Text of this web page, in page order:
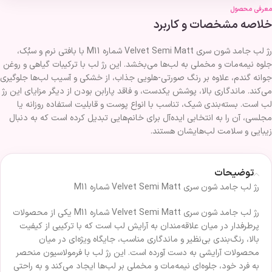
معرفی محصول
خلاصه مشخصات و کاربرد
رژ لب جامد شون سری Velvet Semi Matt شماره M11 با بافتی نرم و سبُک،
جلوه نیمه‌مات و مخملی به لب‌ها می‌بخشد. این رژ لب با ترکیبات گیاهی و روغن
جوانه گندم، علاوه بر رنگ صورتی-هلویی جذاب، از خشکی و آسیب لب‌ها جلوگیری
می‌کند. ماندگاری بالا، پوشش یکدست، و فاقد پارابن بودن از دیگر مزایای این رژ
لب است. بسته‌بندی شیک، تناسب با انواع پوست و قابلیت استفاده روزانه یا
مجلسی، آن را به انتخابی ایده‌آل برای خانم‌هایی تبدیل کرده است که به دنبال
زیبایی و سلامت لب‌هایشان هستند.
توضیحات
رژ لب جامد شون سری Velvet Semi Matt شماره M11
رژ لب جامد شون سری Velvet Semi Matt شماره M11 یکی از محصولات
پرطرفدار در میان علاقه‌مندان به آرایش لب است که با ترکیبی از کیفیت
بالا، رنگ‌بندی بی‌نظیر و ماندگاری مناسب، جایگاه ویژه‌ای در میان
محصولات آرایشی به دست آورده است. این رژ لب با فرمولاسیون منحصر
به فرد خود، جلوه‌ای نیمه‌مات و مخملی بر لب‌ها ایجاد می‌کند و به راحتی